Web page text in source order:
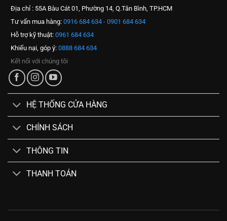
Địa chỉ : 55A Bàu Cát 01, Phường 14, Q.Tân Bình, TP.HCM
Tư vấn mua hàng: 0916 684 634 - 0901 684 634
Hỗ trợ kỹ thuật: 0961 684 634
Khiếu nại, góp ý: 0888 684 634
Kết nối với chúng tôi
HỆ THỐNG CỬA HÀNG
CHÍNH SÁCH
THÔNG TIN
THANH TOÁN